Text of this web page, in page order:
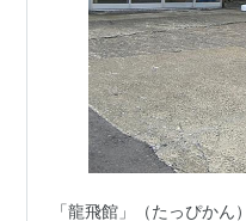
「龍飛館」（たっぴか